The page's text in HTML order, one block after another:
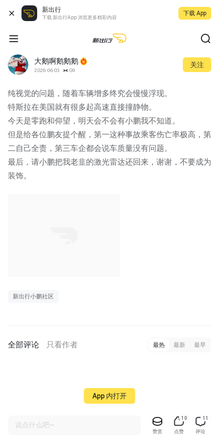
新出行
下载 新出行App 浏览更多精彩内容
下载 App
大鹅啊鹅鹅鹅
2026-06-03 G9
关注
纯视觉的问题，随着车辆增多终究会慢慢浮现。
特斯拉在美国就有很多起高速直接撞静物。
今天是零跑和仰望，明天会不会有小鹏我不知道。
但是给各位鹏友提个醒，第一这种事故乘客伤亡率极高，第
二自己全责，第三车企都会说车质量没有问题。
最后，请小鹏把我老韭的激光雷达还回来，谢谢，不要成为
装饰。
新出行小鹏社区
全部评论 只看作者 最热 最新 最早
说点什么吧~
赞赏
10
点赞
11
评论
App 内打开